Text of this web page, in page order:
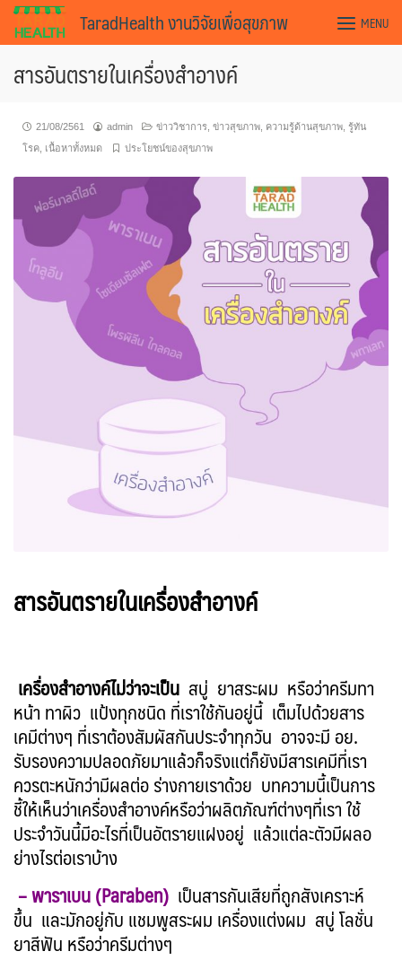
Skip
TaradHealth งานวิจัยเพื่อสุขภาพ MENU
สารอันตรายในเครื่องสำอางค์
21/08/2561 admin ข่าววิชาการ ข่าวสุขภาพ ความรู้ด้านสุขภาพ รู้ทัน
โรค เนื้อหาทั้งหมด ประโยชน์ของสุขภาพ
สารอันตรายในเครื่องสำอางค์
เครื่องสำอางค์ไม่ว่าจะเป็น สบู่ ยาสระผม หรือว่าครีมทา
หน้า ทาผิว แป้งทุกชนิด ที่เราใช้กันอยู่นี้ เต็มไปด้วยสาร
เคมีต่างๆ ที่เราต้องสัมผัสกันประจำทุกวัน อาจจะมี อย.
รับรองความปลอดภัยมาแล้วก็จริงแต่ก็ยังมีสารเคมีที่เรา
ควรตะหนักว่ามีผลต่อ ร่างกายเราด้วย บทความนี้เป็นการ
ชี้ให้เห็นว่าเครื่องสำอางค์หรือว่าผลิตภัณฑ์ต่างๆที่เรา ใช้
ประจำวันนี้มีอะไรที่เป็นอัตรายแฝงอยู่ แล้วแต่ละตัวมีผลอ
ย่างไรต่อเราบ้าง
– พาราเบน (Paraben) เป็นสารกันเสียที่ถูกสังเคราะห์
ขึ้น และมักอยู่กับ แชมพูสระผม เครื่องแต่งผม สบู่ โลชั่น
ยาสีฟัน หรือว่าครีมต่างๆ